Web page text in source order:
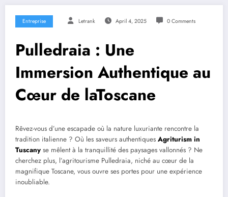
Entreprise Letrank April 4, 2025 0 Comments
Pulledraia : Une
Immersion Authentique au
Cœur de laToscane
Rêvez-vous d’une escapade où la nature luxuriante rencontre la
tradition italienne ? Où les saveurs authentiques Agriturism in
Tuscany se mêlent à la tranquillité des paysages vallonnés ? Ne
cherchez plus, l’agritourisme Pulledraia, niché au cœur de la
magnifique Toscane, vous ouvre ses portes pour une expérience
inoubliable.